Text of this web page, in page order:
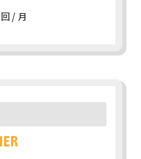
回 / 月